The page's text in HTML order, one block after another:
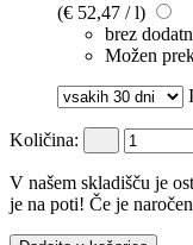
(€ 52,47 / l)
brez
Možen
Količina:
V našem skladišču je
je na poti! Če je